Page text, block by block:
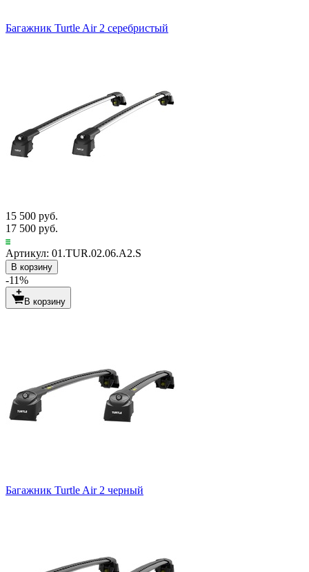
Багажник Turtle Air 2 серебристый
15 500 руб.
17 500 руб.
Артикул: 01.TUR.02.06.A2.S
В корзину
-11%
В корзину
Багажник Turtle Air 2 черный